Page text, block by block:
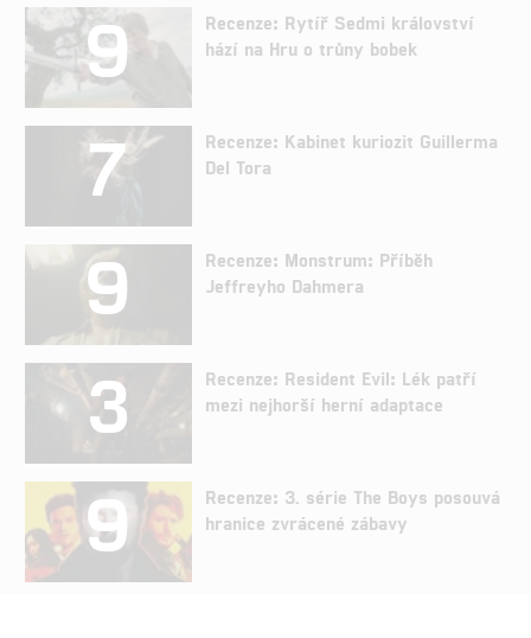
9
Recenze: Rytíř Sedmi království
hází na Hru o trůny bobek
7
Recenze: Kabinet kuriozit Guillerma
Del Tora
9
Recenze: Monstrum: Příběh
Jeffreyho Dahmera
3
Recenze: Resident Evil: Lék patří
mezi nejhorší herní adaptace
9
Recenze: 3. série The Boys posouvá
hranice zvrácené zábavy